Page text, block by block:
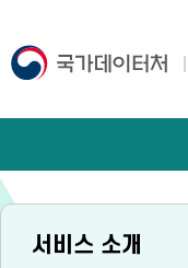
서비스 소개